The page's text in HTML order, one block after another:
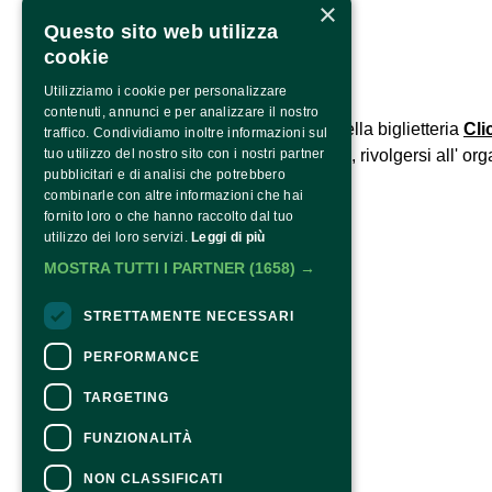
info@langhephotofestival.com
CONTATTI
Per informazioni e supporto all'acquisto della biglietteria
Per informazioni sul programma e l'evento, rivolgersi all'
Dichiarazione di accessibilità
×
Questo sito web utilizza
cookie
Utilizziamo i cookie per personalizzare
contenuti, annunci e per analizzare il nostro
traffico. Condividiamo inoltre informazioni sul
tuo utilizzo del nostro sito con i nostri partner
pubblicitari e di analisi che potrebbero
combinarle con altre informazioni che hai
fornito loro o che hanno raccolto dal tuo
utilizzo dei loro servizi. Leggi di più
MOSTRA TUTTI I PARTNER (1658) →
STRETTAMENTE NECESSARI
PERFORMANCE
TARGETING
FUNZIONALITÀ
NON CLASSIFICATI